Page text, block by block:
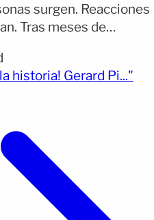
surgen. Reacciones
Tras meses de
que finalmente
fin. La periodista
historia! Gerard Pi..."